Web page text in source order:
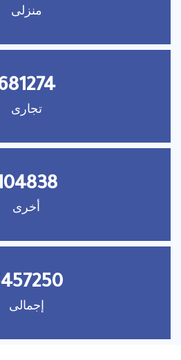
منزلى
تجارى
أخرى
إجمالى